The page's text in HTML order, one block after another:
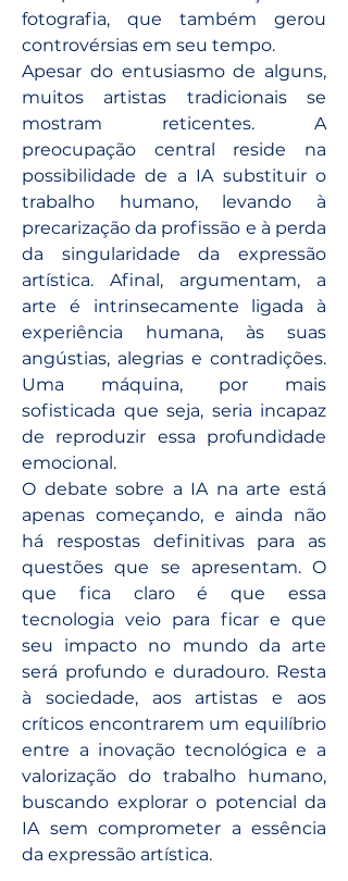
fotografia, que também gerou
controvérsias em seu tempo.
Apesar do entusiasmo de alguns,
muitos artistas tradicionais se
mostram reticentes. A
preocupação central reside na
possibilidade de a IA substituir o
trabalho humano, levando à
precarização da profissão e à perda
da singularidade da expressão
artística. Afinal, argumentam, a
arte é intrinsecamente ligada à
experiência humana, às suas
angústias, alegrias e contradições.
Uma máquina, por mais
sofisticada que seja, seria incapaz
de reproduzir essa profundidade
emocional.
O debate sobre a IA na arte está
apenas começando, e ainda não
há respostas definitivas para as
questões que se apresentam. O
que fica claro é que essa
tecnologia veio para ficar e que
seu impacto no mundo da arte
será profundo e duradouro. Resta
à sociedade, aos artistas e aos
críticos encontrarem um equilíbrio
entre a inovação tecnológica e a
valorização do trabalho humano,
buscando explorar o potencial da
IA sem comprometer a essência
da expressão artística.